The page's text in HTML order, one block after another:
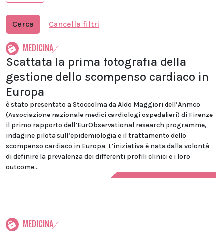
Cerca Cancella filtri
MEDICINA
Scattata la prima fotografia della
gestione dello scompenso cardiaco in
Europa
è stato presentato a Stoccolma da Aldo Maggiori dell’Anmco
(Associazione nazionale medici cardiologi ospedalieri) di Firenze
il primo rapporto dell’EurObservational research programme,
indagine pilota sull’epidemiologia e il trattamento dello
scompenso cardiaco in Europa. L’iniziativa è nata dalla volontà
di definire la prevalenza dei differenti profili clinici e i loro
outcome...
MEDICINA